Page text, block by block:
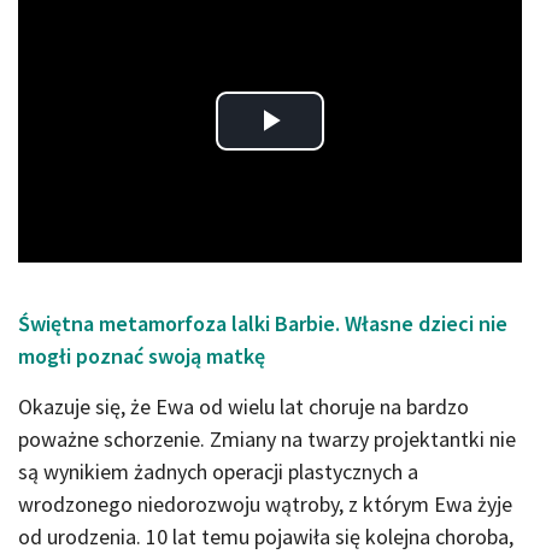
Play
Świętna metamorfoza lalki Barbie. Własne dzieci nie
mogłi poznać swoją matkę
Okazuje się, że Ewa od wielu lat choruje na bardzo
poważne schorzenie. Zmiany na twarzy projektantki nie
są wynikiem żadnych operacji plastycznych a
wrodzonego niedorozwoju wątroby, z którym Ewa żyje
od urodzenia. 10 lat temu pojawiła się kolejna choroba,